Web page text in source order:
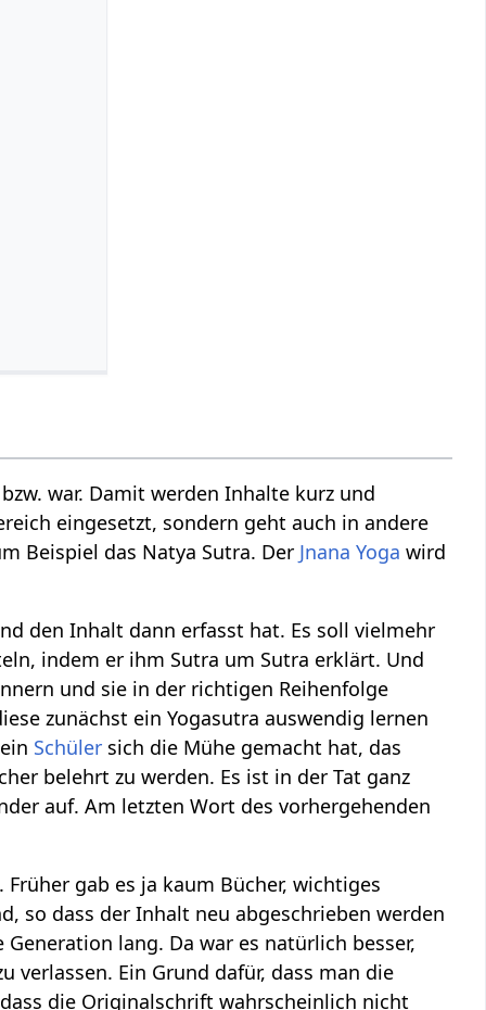
war. Damit werden Inhalte kurz und
eingesetzt, sondern geht auch in andere
Beispiel das Natya Sutra. Der Jnana Yoga wird
den Inhalt dann erfasst hat. Es soll vielmehr
indem er ihm Sutra um Sutra erklärt. Und
und sie in der richtigen Reihenfolge
zunächst ein Yogasutra auswendig lernen
Schüler sich die Mühe gemacht hat, das
belehrt zu werden. Es ist in der Tat ganz
auf. Am letzten Wort des vorhergehenden
Früher gab es ja kaum Bücher, wichtiges
so dass der Inhalt neu abgeschrieben werden
lang. Da war es natürlich besser,
verlassen. Ein Grund dafür, dass man die
die Originalschrift wahrscheinlich nicht